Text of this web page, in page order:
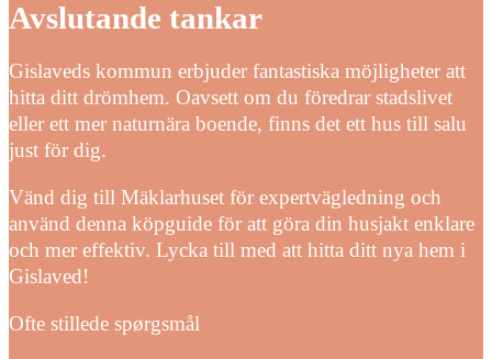
Avslutande tankar
Gislaveds kommun erbjuder fantastiska möjligheter att
hitta ditt drömhem. Oavsett om du föredrar stadslivet
eller ett mer naturnära boende, finns det ett hus till salu
just för dig.
Vänd dig till Mäklarhuset för expertvägledning och
använd denna köpguide för att göra din husjakt enklare
och mer effektiv. Lycka till med att hitta ditt nya hem i
Gislaved!
Ofte stillede spørgsmål